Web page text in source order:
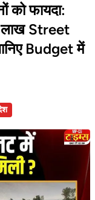
को फायदा:
लाख Street
Budget में